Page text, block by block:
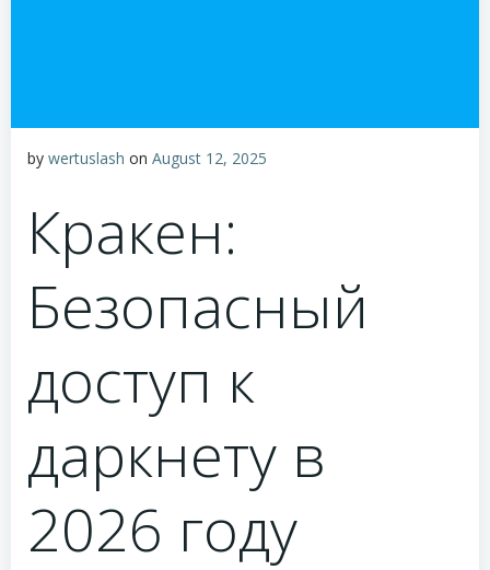
by wertuslash on August 12, 2025
Кракен:
Безопасный
доступ к
даркнету в
2026 году